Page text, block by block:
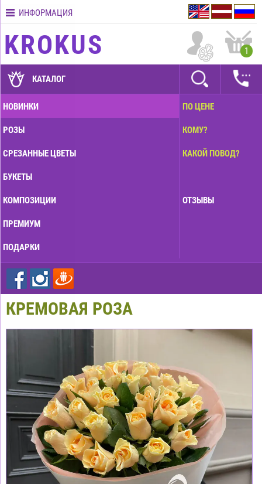
Контакты
Условия
ГАРАНТИИ
Как
оплатить?
Как
заказ?
ИНФОРМАЦИЯ
KROKUS 1
КАТАЛОГ
НОВИНКИ
РОЗЫ
СРЕЗАННЫЕ ЦВЕТЫ
БУКЕТЫ
КОМПОЗИЦИИ
ПРЕМИУМ
ПОДАРКИ
ПО ЦЕНЕ
КОМУ?
КАКОЙ ПОВОД?
ОТЗЫВЫ
КРЕМОВАЯ РОЗА